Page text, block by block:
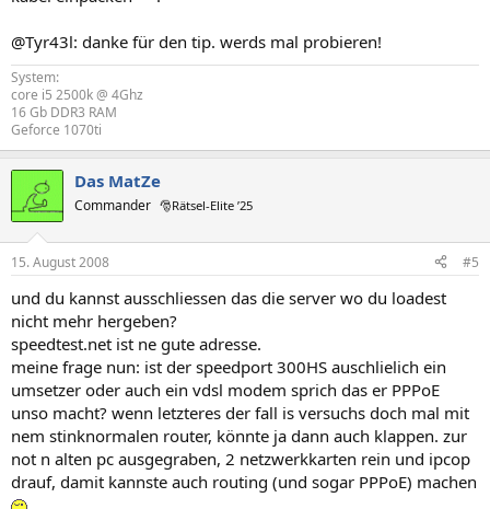
@Tyr43l: danke für den tip. werds mal probieren!
System:
core i5 2500k @ 4Ghz
16 Gb DDR3 RAM
Geforce 1070ti
Das MatZe
Commander 🎅Rätsel-Elite ’25
15. August 2008 #5
und du kannst ausschliessen das die server wo du loadest
nicht mehr hergeben?
speedtest.net ist ne gute adresse.
meine frage nun: ist der speedport 300HS auschlielich ein
umsetzer oder auch ein vdsl modem sprich das er PPPoE
unso macht? wenn letzteres der fall is versuchs doch mal mit
nem stinknormalen router, könnte ja dann auch klappen. zur
not n alten pc ausgegraben, 2 netzwerkkarten rein und ipcop
drauf, damit kannste auch routing (und sogar PPPoE) machen